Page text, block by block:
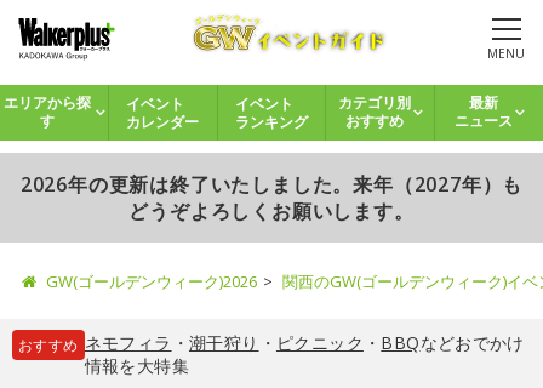
MENU
エリアから探
す
イベント
カレンダー
イベント
ランキング
カテゴリ別
おすすめ
最新
ニュース
2026年の更新は終了いたしました。来年（2027年）も
どうぞよろしくお願いします。
GW(ゴールデンウィーク)2026 関西のGW(ゴールデンウィーク)イ
おすすめ ネモフィラ ・ 潮干狩り ・ ピクニック ・ BBQなどおでかけ
情報を大特集